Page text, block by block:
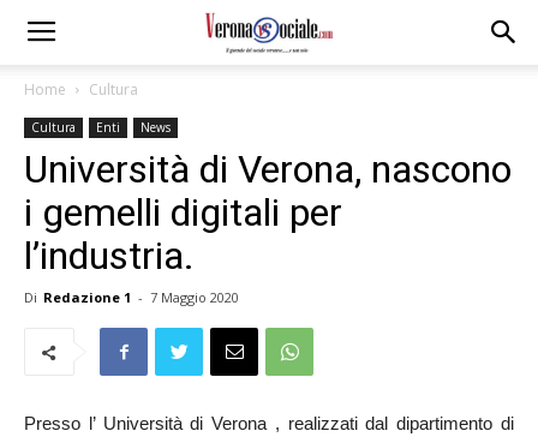
Home Cultura
Cultura Enti News
Università di Verona, nascono
i gemelli digitali per
l’industria.
Di Redazione 1 - 7 Maggio 2020
Presso l’ Università di Verona , realizzati dal dipartimento di